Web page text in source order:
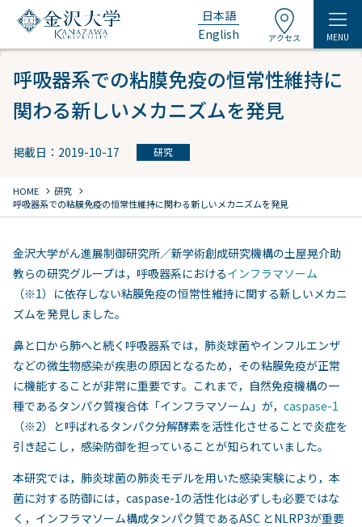
日本語
English
アクセス MENU
呼吸器系での粘膜免疫の恒常性維持に
関わる新しいメカニズムを発見
掲載日：2019-10-17 研究
HOME chevron_right 研究 chevron_right
呼吸器系での粘膜免疫の恒常性維持に関わる新しいメカニズムを発見
金沢大学がん進展制御研究所／新学術創成研究機構の土屋晃介助
教らの研究グループは，呼吸器系におけるインフラマソーム
（※1）に依存しない粘膜免疫の恒常性維持に関する新しいメカニ
ズムを発見しました。
鼻と口から肺へと続く呼吸器系では，肺炎球菌やインフルエンザ
などの微生物感染が疾患の原因となるため，その粘膜免疫が正常
に機能することが非常に重要です。これまで，自然免疫機構の一
種であるタンパク質複合体「インフラマソーム」が， caspase-1
（※2）と呼ばれるタンパク分解酵素を活性化させることで炎症を
引き起こし，感染防御を担っていることが知られていました。
本研究では，肺炎球菌の肺炎モデルを用いた感染実験により，本
菌に対する防御には，caspase-1の活性化は必ずしも必要ではな
く，インフラマソーム構成タンパク質であるASC とNLRP3が重要